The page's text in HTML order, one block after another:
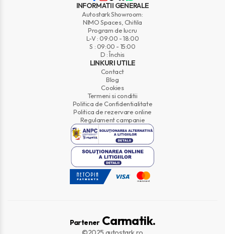
INFORMATII GENERALE
Autostark Showroom:
NIMO Spaces, Chitila
Program de lucru
L-V : 09:00 - 18:00
S : 09:00 - 15:00
D : Închis
LINKURI UTILE
Contact
Blog
Cookies
Termeni si conditii
Politica de Confidentialitate
Politica de rezervare online
Regulament campanie
PartenerCarmatik.